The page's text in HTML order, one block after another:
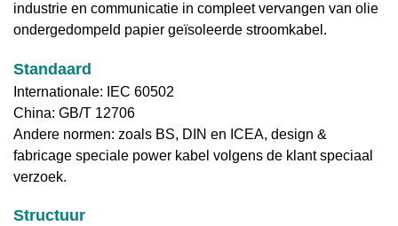
industrie en communicatie in compleet vervangen van olie
ondergedompeld papier geïsoleerde stroomkabel.
Standaard
Internationale: IEC 60502
China: GB/T 12706
Andere normen: zoals BS, DIN en ICEA, design &
fabricage speciale power kabel volgens de klant speciaal
verzoek.
Structuur